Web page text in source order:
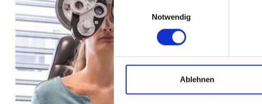
Notwendig
Ablehnen